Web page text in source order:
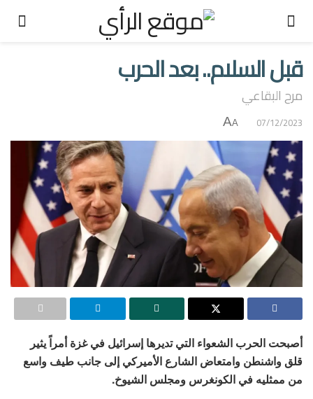
قبل السلام.. بعد الحرب
مرح البقاعي
07/12/2023
A
A
أصبحت الحرب الشعواء التي تديرها إسرائيل في غزة أمراً يثير
قلق واشنطن وامتعاض الشارع الأميركي إلى جانب طيف واسع
من ممثليه في الكونغرس ومجلس الشيوخ.